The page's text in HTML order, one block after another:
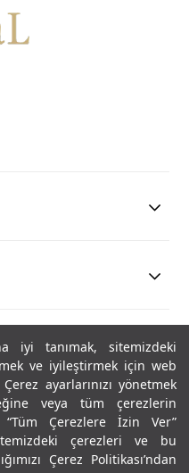
iyi tanımak, sitemizdeki
ve iyileştirmek için web
ayarlarınızı yönetmek
veya tüm çerezlerin
Çerezlere İzin Ver”
çerezleri ve bu
Çerez Politikası’ndan
Tüm hakları saklıdır.